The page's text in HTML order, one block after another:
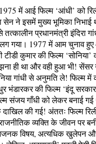
में आई फिल्म ‘आंधी’ को
ने इसमें मुख्य भूमिका निभाई
तत्कालीन प्रधानमंत्री इंदिरा
गया। 1977 में आम चुनाव हुए
कुमार की फिल्म
ही था और वही हुआ भी! सेंसर
गांधी से अनुमति ले! फिल्म में
भंडारकर की फिल्म ‘इंदू
संजय गाँधी को लेकर बनाई गई
की गई! अंततः फिल्म
व्यक्ति के जीवन पर
विषय, अत्यधिक खुलेपन और